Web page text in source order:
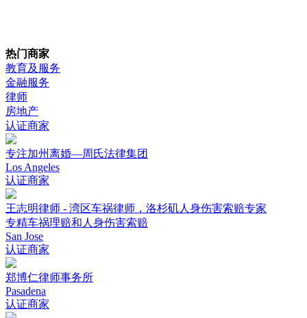
热门商家
教育及服务
金融服务
律师
房地产
认证商家
专注加州离婚—周氏法律集团
Los Angeles
认证商家
王志明律师 - 湾区车祸律师，洛杉矶人身伤害索赔专家
专精车祸理赔和人身伤害索赔
San Jose
认证商家
郑博仁律师事务所
Pasadena
认证商家